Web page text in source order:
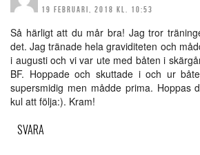
19 FEBRUARI, 2018 KL. 10:53
Så härligt att du mår bra! Jag tror
det. Jag tränade hela graviditeten och
i augusti och vi var ute med båten i
BF. Hoppade och skuttade i och ur
supersmidig men mådde prima. Hoppas
kul att följa:). Kram!
SVARA